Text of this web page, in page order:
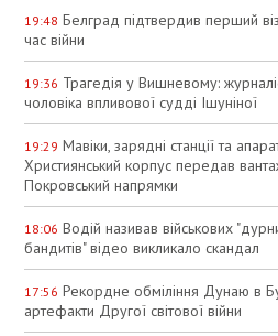
19:48 Белград підтвердив перший
час війни
19:36 Трагедія у Вишневому:
чоловіка впливової судді Ішуніної
19:29 Мавіки, зарядні станції та
Християнський корпус передав
Покровський напрямки
18:06 Водій називав військових
бандитів" відео викликало скандал
17:56 Рекордне обміління Дунаю в
артефакти Другої світової війни